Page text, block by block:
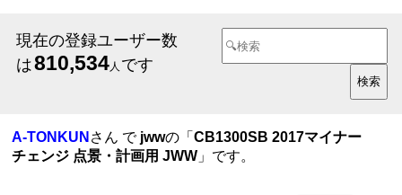
現在の登録ユーザー数
は810,534人 です
A-TONKUN さん で jwwの「CB1300SB 2017マイナー
チェンジ 点景・計画用 JWW 」です。